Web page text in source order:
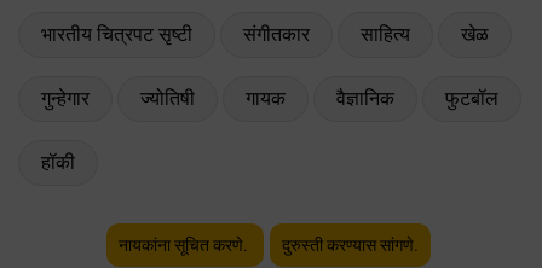
भारतीय चित्रपट सृष्टी संगीतकार साहित्य खेळ
गुन्हेगार ज्योतिषी गायक वैज्ञानिक फुटबॉल
हॉकी
नायकांना सूचित करणे. दुरुस्ती करण्यास सांगणे.